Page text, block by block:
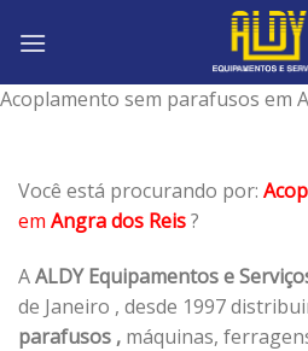
Acoplamento sem parafusos em
Você está procurando por:
em Angra dos Reis?
AALDY Equipamentos e
de Janeiro , desde 1997
parafusos , máquinas,